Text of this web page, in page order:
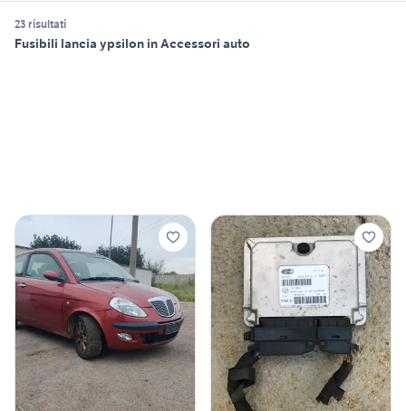
23 risultati
Fusibili lancia ypsilon in Accessori auto